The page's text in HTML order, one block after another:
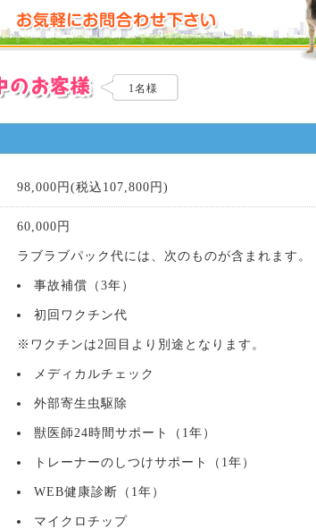
1名様
98,000円(税込107,800円)
60,000 円
ラブラブパック代には、次のものが含まれます。
事故補償（3年）
初回ワクチン代
※ワクチンは2回目より別途となります。
メディカルチェック
外部寄生虫駆除
獣医師24時間サポート（1年）
トレーナーのしつけサポート（1年）
WEB健康診断（1年）
マイクロチップ